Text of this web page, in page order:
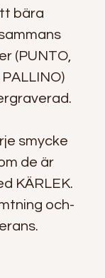
bära
(PUNTO,
smycke
de är
KÄRLEK.
och-